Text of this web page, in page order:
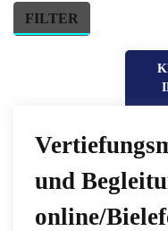
FILTER
und
online/